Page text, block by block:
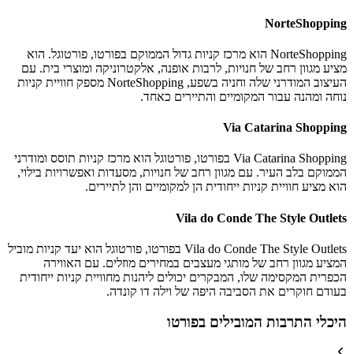
NorteShopping
NorteShopping הוא מרכז קניות גדול הממוקם בפורטו, פורטוגל. הוא
מציע מגוון רחב של חנויות, לרבות אופנה, אלקטרוניקה ומוצרי בית. עם
העיצוב המודרני שלה וחניה בשפע, NorteShopping מספק חוויית קניות
נוחה ומהנה עבור המקומיים והתיירים כאחד.
Via Catarina Shopping
Via Catarina Shopping בפורטו, פורטוגל הוא מרכז קניות תוסס ומודרני
הממוקם בלב העיר. עם מגוון רחב של חנויות, מסעדות ואפשרויות בילוי,
הוא מציע חוויית קניות ייחודית הן למקומיים והן לתיירים.
Vila do Conde The Style Outlets
Vila do Conde The Style Outlets בפורטו, פורטוגל הוא יעד קניות מוביל
המציע מגוון רחב של מותגי מעצבים במחירים מוזלים. עם האווירה
הכפרית המקסימה שלו, המבקרים יכולים ליהנות מחוויית קניות ייחודית
בעודם חוקרים את הסביבה היפה של וילה דו קונדה.
היכלי התרבות המובילים בפורטו